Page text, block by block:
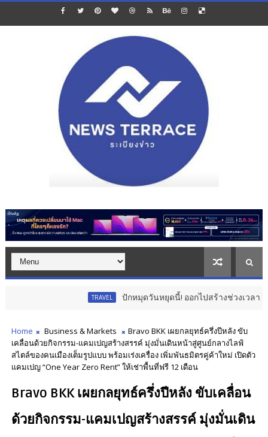
ปักหมุดวันหยุดนี้! ออกไปสร้างช่วงเวลาพิเศษกับครอบ
Home Business & Markets
Bravo BKK เผยกลยุทธ์ครึ่งปีหลัง ขับ
เคลื่อนด้วยกิจกรรม-แคมเปญสร้างสรรค์ มุ่งมั่นเดินหน้าสู่ศูนย์กลางไลฟ์
สไตล์ของคนเมืองเต็มรูปแบบ พร้อมเร่งเครื่อง เพิ่มพันธมิตรคู่ค้าใหม่ เปิดตัว
แคมเปญ “One Year Zero Rent” ให้เช่าพื้นที่ฟรี 12 เดือน
Bravo BKK เผยกลยุทธ์ครึ่งปีหลัง ขับเคลื่อน
ด้วยกิจกรรม-แคมเปญสร้างสรรค์ มุ่งมั่นเดิน